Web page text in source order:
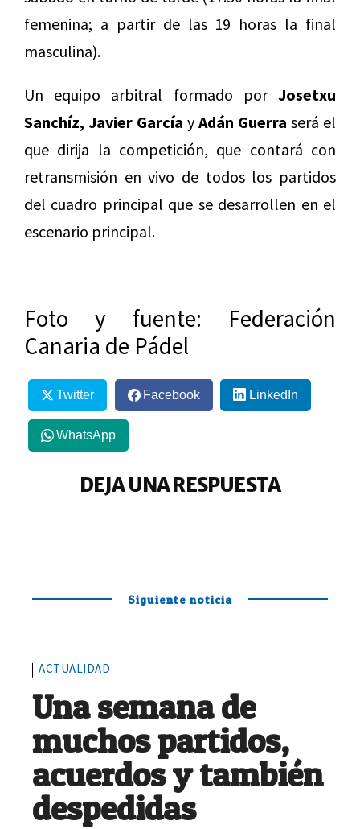
femenina; a partir de las 19 horas la final
masculina).
Un equipo arbitral formado por Josetxu
Sanchíz, Javier García y Adán Guerra será el
que dirija la competición, que contará con
retransmisión en vivo de todos los partidos
del cuadro principal que se desarrollen en el
escenario principal.
Foto y fuente: Federación
Canaria de Pádel
Twitter Facebook LinkedIn
WhatsApp
DEJA UNA RESPUESTA
Siguiente noticia
ACTUALIDAD
Una semana de
muchos partidos,
acuerdos y también
despedidas